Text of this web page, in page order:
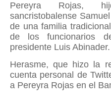
Pereyra Rojas,
sancristobalense
de una familia
de los funcionarios
presidente Luis Abinader.
Herasme, que hizo la
cuenta personal de
a Pereyra Rojas en el